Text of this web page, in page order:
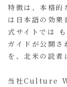
特徴は、本格的
は日本語の効果
式サイトでは
ガイドが公開さ
を、北米の読者
当社Culture